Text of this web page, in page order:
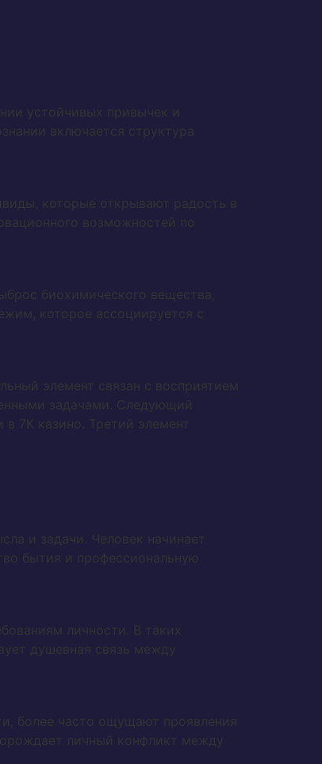
устойчивых привычек и
включается структура
которые открывают радость в
возможностей по
биохимического вещества,
которое ассоциируется с
элемент связан с восприятием
задачами. Следующий
7К казино. Третий элемент
и задачи. Человек начинает
бытия и профессиональную
личности. В таких
душевная связь между
более часто ощущают проявления
личный конфликт между